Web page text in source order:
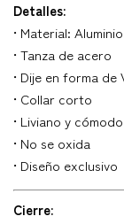
Detalles:
• Material: Aluminio
• Tanza de acero
• Dije en forma de
• Collar corto
• Liviano y cómodo
• No se oxida
• Diseño exclusivo
Cierre: